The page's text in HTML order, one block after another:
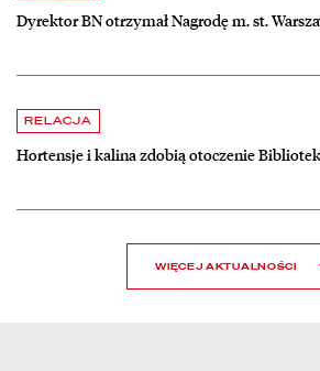
Dyrektor BN otrzymał Nagrodę m. st.
RELACJA
Hortensje i kalina zdobią otoczenie
czytaj więcej o Hortensje i kalina zdobią
WIĘCEJ AKTUALNOŚCI